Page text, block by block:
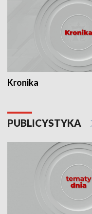
Kronika
PUBLICYSTYKA